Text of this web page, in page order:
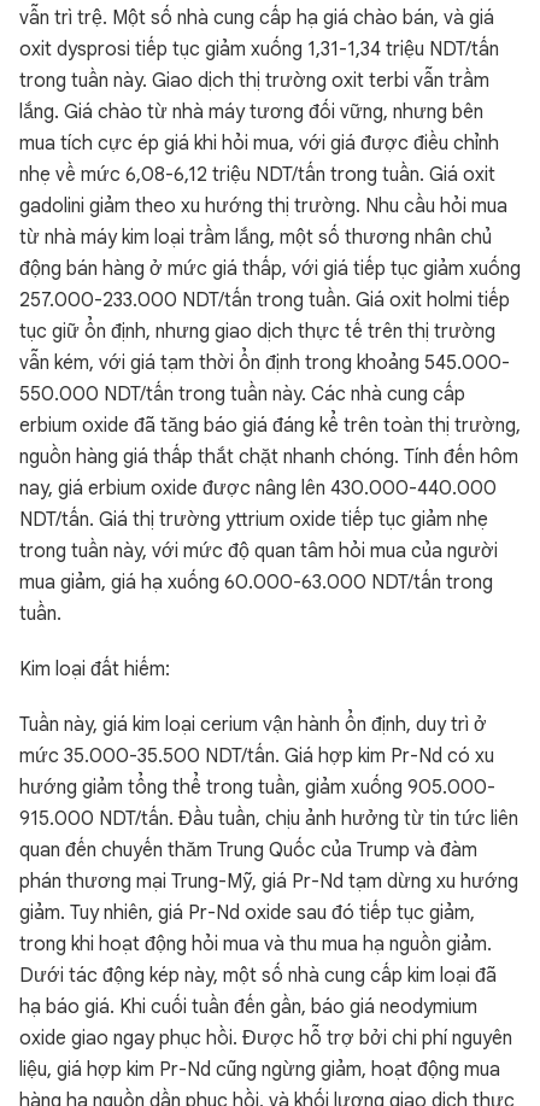
vẫn trì trệ. Một số nhà cung cấp hạ giá chào bán, và giá
oxit dysprosi tiếp tục giảm xuống 1,31-1,34 triệu NDT/tấn
trong tuần này. Giao dịch thị trường oxit terbi vẫn trầm
lắng. Giá chào từ nhà máy tương đối vững, nhưng bên
mua tích cực ép giá khi hỏi mua, với giá được điều chỉnh
nhẹ về mức 6,08-6,12 triệu NDT/tấn trong tuần. Giá oxit
gadolini giảm theo xu hướng thị trường. Nhu cầu hỏi mua
từ nhà máy kim loại trầm lắng, một số thương nhân chủ
động bán hàng ở mức giá thấp, với giá tiếp tục giảm xuống
257.000-233.000 NDT/tấn trong tuần. Giá oxit holmi tiếp
tục giữ ổn định, nhưng giao dịch thực tế trên thị trường
vẫn kém, với giá tạm thời ổn định trong khoảng 545.000-
550.000 NDT/tấn trong tuần này. Các nhà cung cấp
erbium oxide đã tăng báo giá đáng kể trên toàn thị trường,
nguồn hàng giá thấp thắt chặt nhanh chóng. Tính đến hôm
nay, giá erbium oxide được nâng lên 430.000-440.000
NDT/tấn. Giá thị trường yttrium oxide tiếp tục giảm nhẹ
trong tuần này, với mức độ quan tâm hỏi mua của người
mua giảm, giá hạ xuống 60.000-63.000 NDT/tấn trong
tuần.
Kim loại đất hiếm:
Tuần này, giá kim loại cerium vận hành ổn định, duy trì ở
mức 35.000-35.500 NDT/tấn. Giá hợp kim Pr-Nd có xu
hướng giảm tổng thể trong tuần, giảm xuống 905.000-
915.000 NDT/tấn. Đầu tuần, chịu ảnh hưởng từ tin tức liên
quan đến chuyến thăm Trung Quốc của Trump và đàm
phán thương mại Trung-Mỹ, giá Pr-Nd tạm dừng xu hướng
giảm. Tuy nhiên, giá Pr-Nd oxide sau đó tiếp tục giảm,
trong khi hoạt động hỏi mua và thu mua hạ nguồn giảm.
Dưới tác động kép này, một số nhà cung cấp kim loại đã
hạ báo giá. Khi cuối tuần đến gần, báo giá neodymium
oxide giao ngay phục hồi. Được hỗ trợ bởi chi phí nguyên
liệu, giá hợp kim Pr-Nd cũng ngừng giảm, hoạt động mua
hàng hạ nguồn dần phục hồi, và khối lượng giao dịch thực